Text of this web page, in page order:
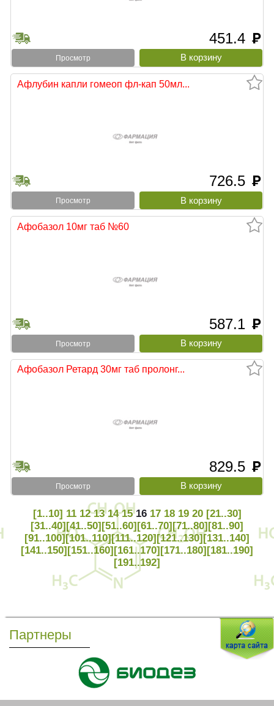
451.4 руб
Просмотр
Афлубин капли гомеоп фл-кап 50мл...
726.5 руб
Просмотр
Афобазол 10мг таб №60
587.1 руб
Просмотр
Афобазол Ретард 30мг таб пролонг...
829.5 руб
Просмотр
[1..10] 11 12 13 14 15 16 17 18 19 20 [21..30]
[31..40][41..50][51..60][61..70][71..80][81..90]
[91..100][101..110][111..120][121..130][131..140]
[141..150][151..160][161..170][171..180][181..190]
[191..192]
Партнеры